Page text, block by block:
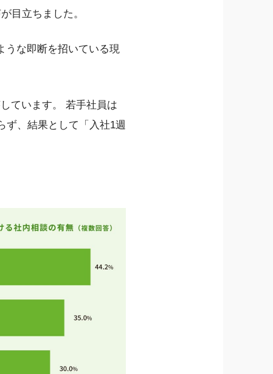
目立ちました。
うな即断を招いている現
ています。 若手社員は
ず、結果として「入社1週